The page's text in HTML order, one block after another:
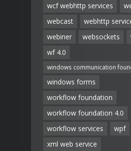
wcf webhttp services
webcast
webhttp
webiner
websockets
wf 4.0
windows communication
windows forms
workflow foundation
workflow foundation 4.0
workflow services
wpf
xml web service